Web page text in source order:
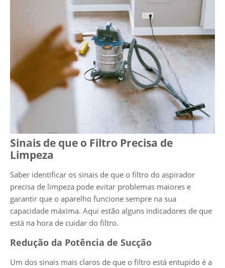
Sinais de que o Filtro Precisa de
Limpeza
Saber identificar os sinais de que o filtro do aspirador
precisa de limpeza pode evitar problemas maiores e
garantir que o aparelho funcione sempre na sua
capacidade máxima. Aqui estão alguns indicadores de que
está na hora de cuidar do filtro.
Redução da Potência de Sucção
Um dos sinais mais claros de que o filtro está entupido é a